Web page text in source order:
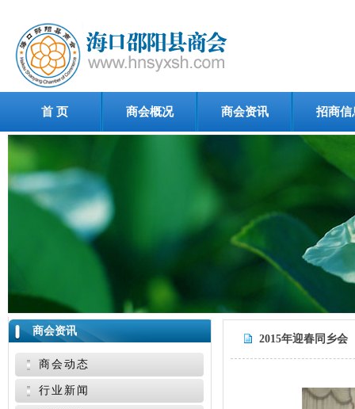
首 页 商会概况 商会资讯 招商信
2015年迎春同乡会
商会资讯
商会动态
行业新闻